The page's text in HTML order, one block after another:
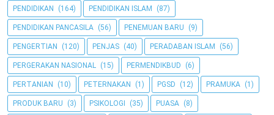
PENDIDIKAN (164) PENDIDIKAN ISLAM (87)
PENDIDIKAN PANCASILA (56) PENEMUAN BARU (9)
PENGERTIAN (120) PENJAS (40) PERADABAN ISLAM (56)
PERGERAKAN NASIONAL (15) PERMENDIKBUD (6)
PERTANIAN (10) PETERNAKAN (1) PGSD (12) PRAMUKA (1)
PRODUK BARU (3) PSIKOLOGI (35) PUASA (8)